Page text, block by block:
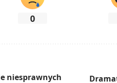
0
niesprawnych